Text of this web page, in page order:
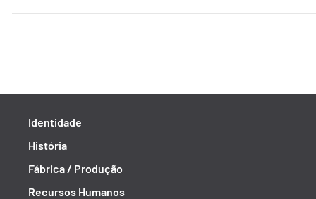
Identidade
História
Fábrica / Produção
Recursos Humanos